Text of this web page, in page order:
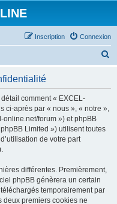
Connexion
Inscription
comment « EXCEL-
ci-après par « nous », « notre »,
online.net/forum ») et phpBB
Limited ») utilisent toutes
de votre part
différentes. Premièrement,
phpBB génèrera un certain
temporairement par
deux premiers cookies ne